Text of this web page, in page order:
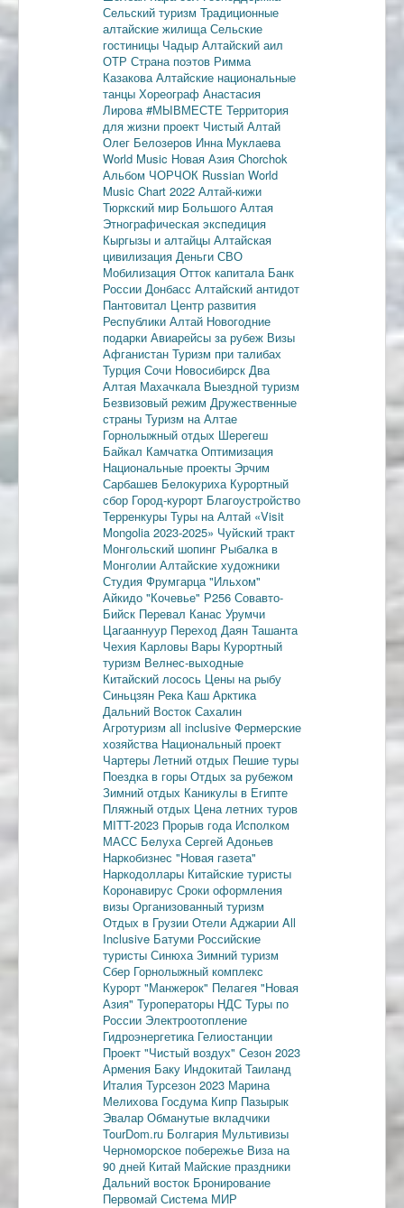
Сельский туризм Традиционные
алтайские жилищаСельские
гостиницы Чадыр Алтайский аил
ОТР Страна поэтов Римма
КазаковаАлтайские национальные
танцы Хореограф Анастасия
Лирова#МЫВМЕСТЕ Территория
для жизни проект Чистый Алтай
Олег Белозеров Инна Муклаева
World Music Новая Азия Chorchok
Альбом ЧОРЧОК Russian World
Music Chart 2022 Алтай-кижи
Тюркский мир Большого Алтая
Этнографическая экспедиция
Кыргызы и алтайцы Алтайская
цивилизация Деньги СВО
Мобилизация Отток капитала Банк
России Донбасс Алтайский антидот
Пантовитал Центр развития
Республики Алтай Новогодние
подарки Авиарейсы за рубеж Визы
Афганистан Туризм при талибах
Турция Сочи Новосибирск Два
Алтая Махачкала Выездной туризм
Безвизовый режим Дружественные
страны Туризм на Алтае
Горнолыжный отдых Шерегеш
Байкал КамчаткаОптимизация
Национальные проекты Эрчим
Сарбашев Белокуриха Курортный
сбор Город-курорт Благоустройство
Терренкуры Туры на Алтай «Visit
Mongolia 2023-2025» Чуйский тракт
Монгольский шопинг Рыбалка в
Монголии Алтайские художники
Студия Фрумгарца"Ильхом"
Айкидо "Кочевье" Р256 Совавто-
Бийск Перевал Канас Урумчи
Цагааннуур Переход Даян Ташанта
Чехия Карловы Вары Курортный
туризм Велнес-выходные
Китайский лосось Цены на рыбу
Синьцзян Река Каш Арктика
Дальний Восток Сахалин
Агротуризм all inclusive Фермерские
хозяйства Национальный проект
Чартеры Летний отдых Пешие туры
Поездка в горы Отдых за рубежом
Зимний отдых Каникулы в Египте
Пляжный отдых Цена летних туров
MITT-2023 Прорыв года Исполком
МАСС БелухаСергей Адоньев
Наркобизнес "Новая газета"
Наркодоллары Китайские туристы
Коронавирус Сроки оформления
визы Организованный туризм
Отдых в Грузии Отели Аджарии All
Inclusive Батуми Российские
туристы СинюхаЗимний туризм
Сбер Горнолыжный комплекс
Курорт "Манжерок" Пелагея "Новая
Азия" Туроператоры НДС Туры по
России Электроотопление
Гидроэнергетика Гелиостанции
Проект "Чистый воздух" Сезон 2023
Армения Баку Индокитай Таиланд
Италия Турсезон 2023 Марина
Мелихова Госдума Кипр Пазырык
Эвалар Обманутые вкладчики
TourDom.ru Болгария Мультивизы
Черноморское побережье Виза на
90 дней Китай Майские праздники
Дальний восток Бронирование
Первомай Система МИР